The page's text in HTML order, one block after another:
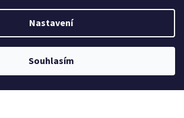
Nastavení
Souhlasím